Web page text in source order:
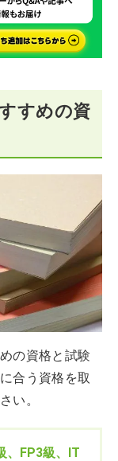
すめの資
の資格と試験
合う資格を取
い。
、FP3級、IT